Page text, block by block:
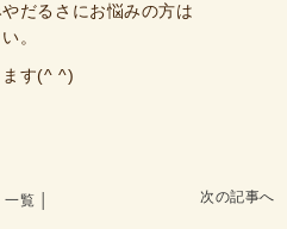
だるさにお悩みの方は
。
ます(^ ^)
次の記事へ
│ 一覧 │